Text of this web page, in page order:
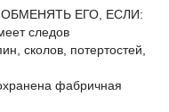
ЕГО, ЕСЛИ:
следов
сколов, потертостей,
фабричная